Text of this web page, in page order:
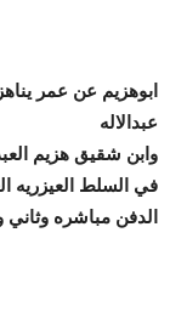
عبدالاله
وابن شقيق هزيم
في السلط العيزريه
الدفن مباشره وثاني